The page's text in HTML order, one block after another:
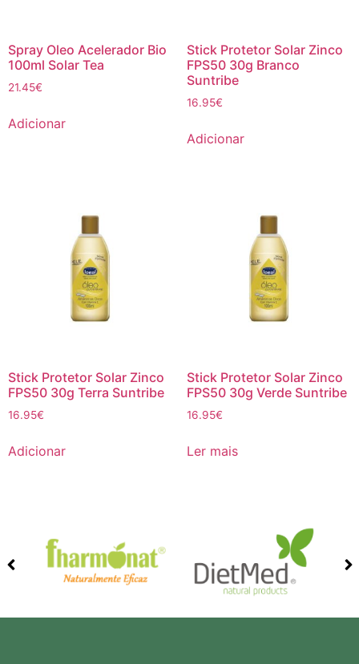
Spray Oleo Acelerador Bio
100ml Solar Tea
21.45€
Adicionar
Stick Protetor Solar Zinco
FPS50 30g Branco
Suntribe
16.95€
Adicionar
Stick Protetor Solar Zinco
FPS50 30g Terra Suntribe
16.95€
Adicionar
Stick Protetor Solar Zinco
FPS50 30g Verde Suntribe
16.95€
Ler mais